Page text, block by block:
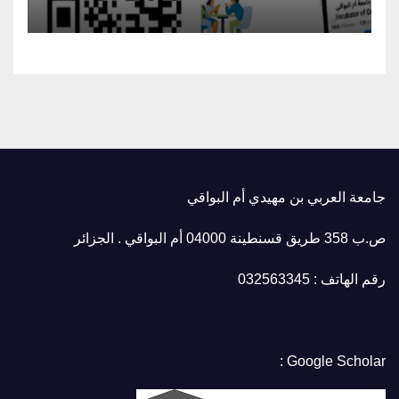
جامعة العربي بن مهيدي أم البواقي
ص.ب 358 طريق قسنطينة 04000 أم البواقي . الجزائر
رقم الهاتف : 032563345
Google Scholar :